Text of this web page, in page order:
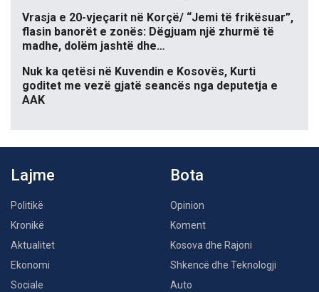
Vrasja e 20-vjeçarit në Korçë/ “Jemi të frikësuar”,
flasin banorët e zonës: Dëgjuam një zhurmë të
madhe, dolëm jashtë dhe…
Nuk ka qetësi në Kuvendin e Kosovës, Kurti
goditet me vezë gjatë seancës nga deputetja e
AAK
Lajme
Politikë
Kronikë
Aktualitet
Ekonomi
Sociale
Bota
Opinion
Koment
Kosova dhe Rajoni
Shkencë dhe Teknologji
Auto